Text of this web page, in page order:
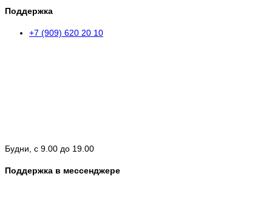
Поддержка
+7 (909) 620 20 10
Будни, с 9.00 до 19.00
Поддержка в мессенджере